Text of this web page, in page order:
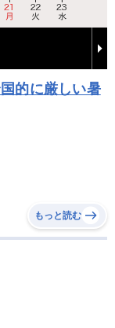
的に厳しい暑
もっと読む